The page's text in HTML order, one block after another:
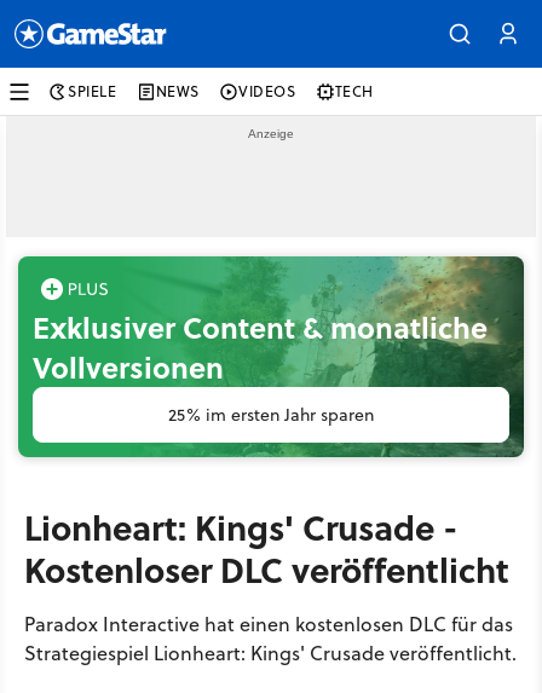
SPIELE NEWS VIDEOS TECH
Exklusiver Content & monatliche
Vollversionen
25% im ersten Jahr sparen
Lionheart: Kings' Crusade -
Kostenloser DLC veröffentlicht
Paradox Interactive hat einen kostenlosen DLC für das
Strategiespiel Lionheart: Kings' Crusade veröffentlicht.